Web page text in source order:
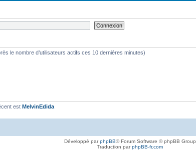
le nombre d’utilisateurs actifs ces 10 dernières minutes)
est MelvinEdida
Développé parphpBB® Forum Software © phpBB Group
Traduction parphpBB-fr.com